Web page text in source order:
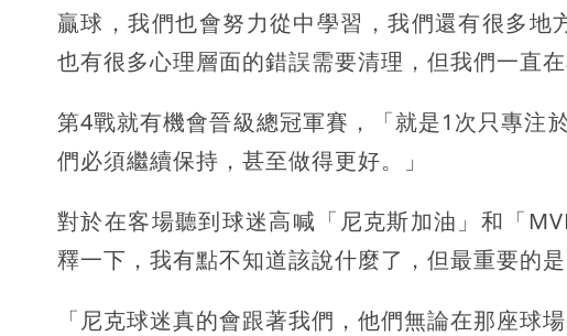
贏球，我們也會努力從中學習，我們還有很多地
也有很多心理層面的錯誤需要清理，但我們一直
第4戰就有機會晉級總冠軍賽，「就是1次只專注
們必須繼續保持，甚至做得更好。」
對於在客場聽到球迷高喊「尼克斯加油」和「
釋一下，我有點不知道該說什麼了，但最重要的
「尼克球迷真的會跟著我們，他們無論在那座球